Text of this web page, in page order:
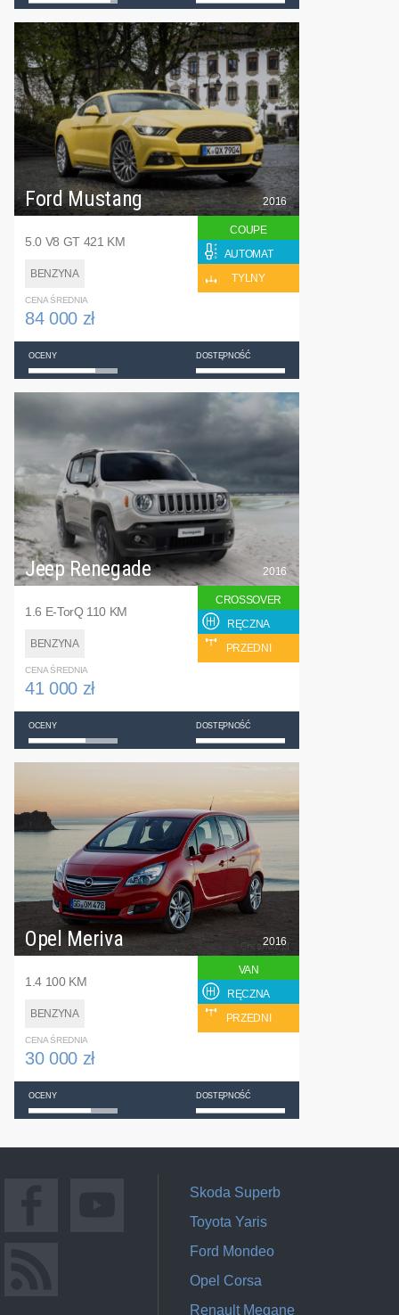
Ford Mustang
5.0 V8 GT 421 KM
BENZYNA
2016
COUPE
AUTOMAT
TYLNY
CENA ŚREDNIA
84 000 zł
OCENY DOSTĘPNOŚĆ
Jeep Renegade
1.6 E-TorQ 110 KM
BENZYNA
2016
CROSSOVER
RĘCZNA
PRZEDNI
CENA ŚREDNIA
41 000 zł
OCENY DOSTĘPNOŚĆ
Opel Meriva
1.4 100 KM
BENZYNA
2016
VAN
RĘCZNA
PRZEDNI
CENA ŚREDNIA
30 000 zł
OCENY DOSTĘPNOŚĆ
Skoda Superb
Toyota Yaris
Ford Mondeo
Opel Corsa
Renault Megane